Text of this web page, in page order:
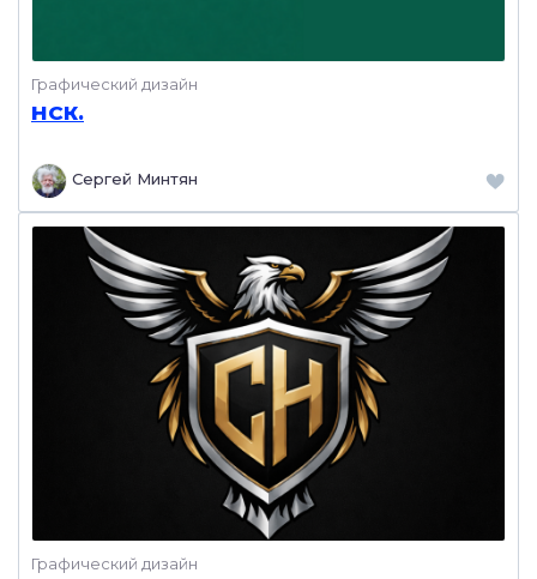
Графический дизайн
НСК.
Сергей Минтян
Графический дизайн